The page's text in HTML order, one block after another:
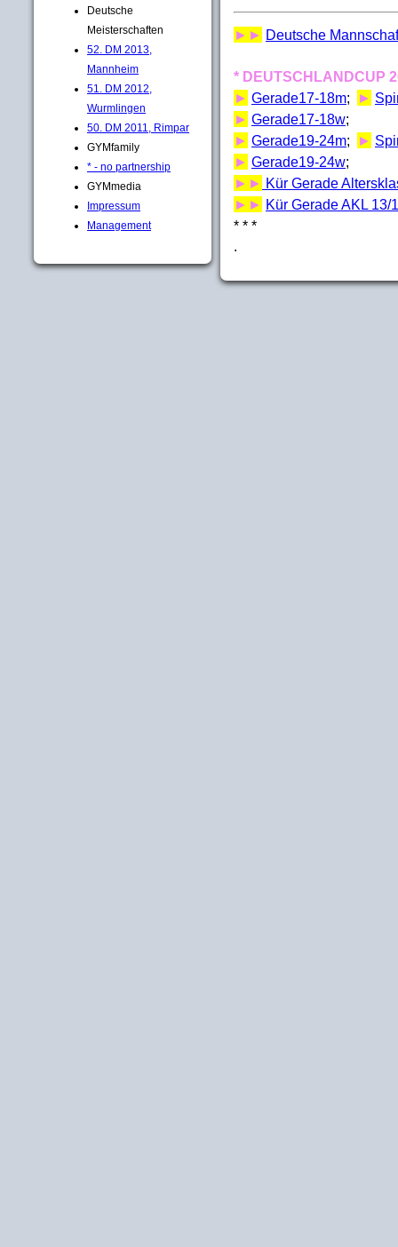
Deutsche
Meisterschaften
52. DM 2013,
Mannheim
51. DM 2012,
Wurmlingen
50. DM 2011, Rimpar
GYMfamily
* - no partnership
GYMmedia
Impressum
Management
►► Deutsche
* DEUTSCHLANDCUP
► Gerade17-18m; ►
► Gerade17-18w;
► Gerade19-24m; ►
► Gerade19-24w;
►► Kür Gerade
►► Kür Gerade AKL 13/
* * *